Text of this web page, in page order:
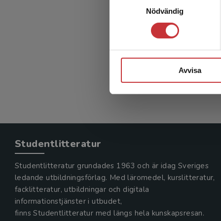
Nödvändig
Avvisa
Exkl.
Studentlitteratur
Studentlitteratur grundades 1963 och är idag Sveriges
ledande utbildningsförlag. Med läromedel, kurslitteratur,
facklitteratur, utbildningar och digitala
informationstjänster i utbudet,
finns Studentlitteratur med längs hela kunskapsresan.